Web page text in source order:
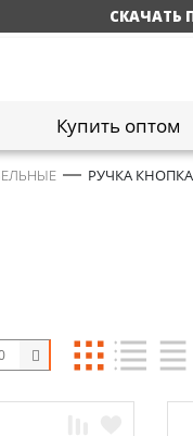
СКАЧАТЬ
Купить оптом
РУЧКА